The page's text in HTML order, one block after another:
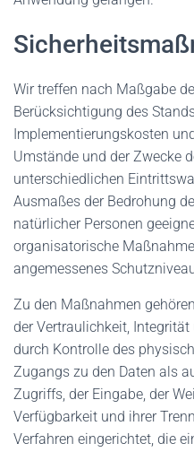
Wir treffen nach Maßgabe
Berücksichtigung des
Implementierungskosten
Umstände und der Zwecke
unterschiedlichen
Ausmaßes der Bedrohung
natürlicher Personen
organisatorische
angemessenes
Zu den Maßnahmen
der Vertraulichkeit,
durch Kontrolle des
Zugangs zu den Daten als
Zugriffs, der Eingabe, der
Verfügbarkeit und ihrer
Verfahren eingerichtet, die